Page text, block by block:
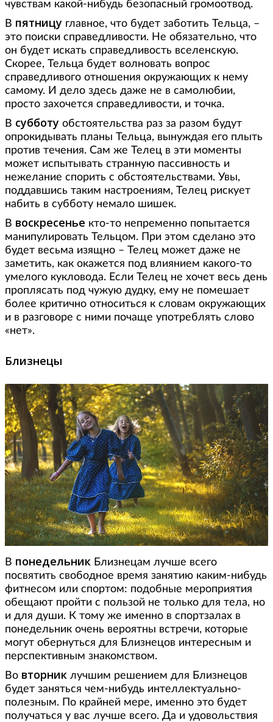
чувствам какой-нибудь безопасный громоотвод.
В пятницу главное, что будет заботить Тельца, –
это поиски справедливости. Не обязательно, что
он будет искать справедливость вселенскую.
Скорее, Тельца будет волновать вопрос
справедливого отношения окружающих к нему
самому. И дело здесь даже не в самолюбии,
просто захочется справедливости, и точка.
В субботу обстоятельства раз за разом будут
опрокидывать планы Тельца, вынуждая его плыть
против течения. Сам же Телец в эти моменты
может испытывать странную пассивность и
нежелание спорить с обстоятельствами. Увы,
поддавшись таким настроениям, Телец рискует
набить в субботу немало шишек.
В воскресенье кто-то непременно попытается
манипулировать Тельцом. При этом сделано это
будет весьма изящно – Телец может даже не
заметить, как окажется под влиянием какого-то
умелого кукловода. Если Телец не хочет весь день
проплясать под чужую дудку, ему не помешает
более критично относиться к словам окружающих
и в разговоре с ними почаще употреблять слово
«нет».
Близнецы
В понедельник Близнецам лучше всего
посвятить свободное время занятию каким-нибудь
фитнесом или спортом: подобные мероприятия
обещают пройти с пользой не только для тела, но
и для души. К тому же именно в спортзалах в
понедельник очень вероятны встречи, которые
могут обернуться для Близнецов интересным и
перспективным знакомством.
Во вторник лучшим решением для Близнецов
будет заняться чем-нибудь интеллектуально-
полезным. По крайней мере, именно это будет
получаться у вас лучше всего. Да и удовольствия